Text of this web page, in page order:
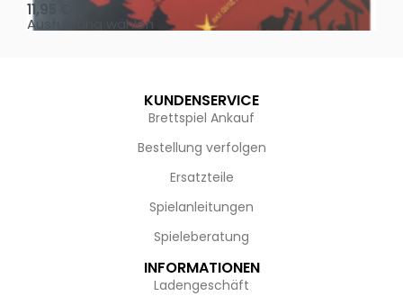
11,95
Ausführung wählen
KUNDENSERVICE
Brettspiel Ankauf
Bestellung verfolgen
Ersatzteile
Spielanleitungen
Spieleberatung
INFORMATIONEN
Ladengeschäft